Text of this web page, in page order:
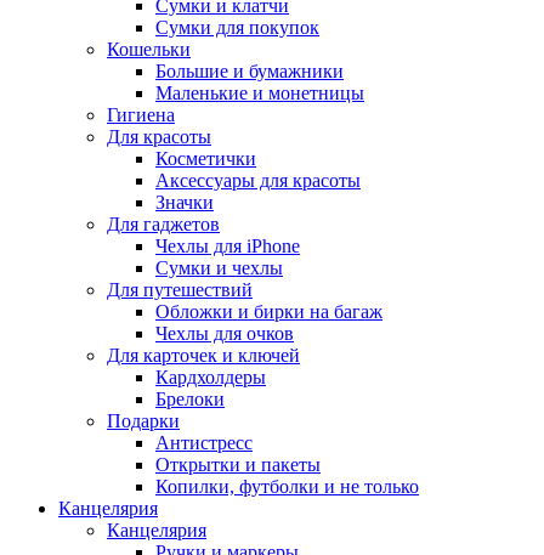
Сумки и клатчи
Сумки для покупок
Кошельки
Большие и бумажники
Маленькие и монетницы
Гигиена
Для красоты
Косметички
Аксессуары для красоты
Значки
Для гаджетов
Чехлы для iPhone
Сумки и чехлы
Для путешествий
Обложки и бирки на багаж
Чехлы для очков
Для карточек и ключей
Кардхолдеры
Брелоки
Подарки
Антистресс
Открытки и пакеты
Копилки, футболки и не только
Канцелярия
Канцелярия